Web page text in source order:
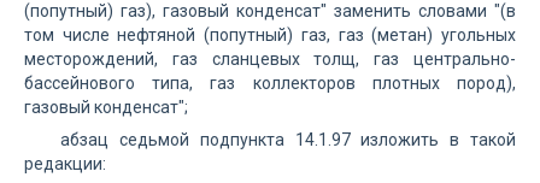
(попутный) газ), газовый конденсат" заменить словами "(в
том числе нефтяной (попутный) газ, газ (метан) угольных
месторождений, газ сланцевых толщ, газ центрально-
бассейнового типа, газ коллекторов плотных пород),
газовый конденсат";
абзац седьмой подпункта 14.1.97 изложить в такой
редакции: